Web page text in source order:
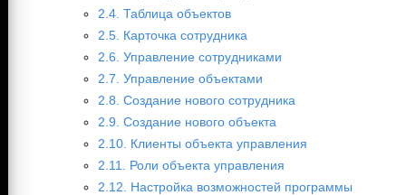
2.4. Таблица объектов
2.5. Карточка сотрудника
2.6. Управление сотрудниками
2.7. Управление объектами
2.8. Создание нового сотрудника
2.9. Создание нового объекта
2.10. Клиенты объекта управления
2.11. Роли объекта управления
2.12. Настройка возможностей программы